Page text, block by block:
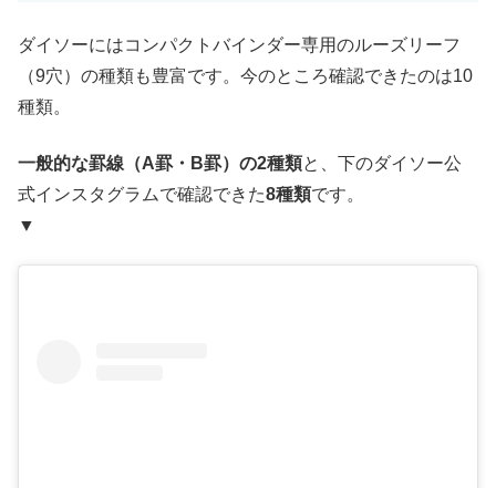
ダイソーにはコンパクトバインダー専用のルーズリーフ
（9穴）の種類も豊富です。今のところ確認できたのは10
種類。
一般的な罫線（A罫・B罫）の2種類と、下のダイソー公
式インスタグラムで確認できた8種類です。
▼